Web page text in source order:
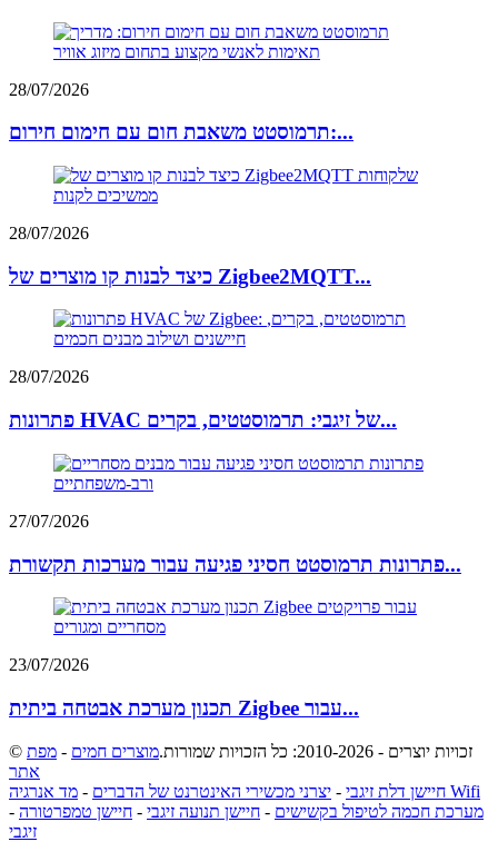
28/07/2026
תרמוסטט משאבת חום עם חימום חירום:...
28/07/2026
כיצד לבנות קו מוצרים של Zigbee2MQTT...
28/07/2026
פתרונות HVAC של זיגבי: תרמוסטטים, בקרים...
27/07/2026
פתרונות תרמוסטט חסיני פגיעה עבור מערכות תקשורת...
23/07/2026
תכנון מערכת אבטחה ביתית Zigbee עבור...
© זכויות יוצרים - 2010-2026: כל הזכויות שמורות. מוצרים חמים - מפת
אתר
חיישן דלת זיגבי - יצרני מכשירי האינטרנט של הדברים -
מד אנרגיה Wifi
-
מערכת חכמה לטיפול בקשישים - חיישן תנועה זיגבי - חיישן טמפרטורה
זיגבי